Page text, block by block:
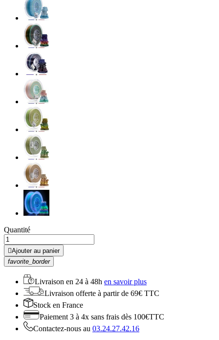
Quantité
Ajouter au panier
favorite_border
Livraison en 24 à 48h en savoir plus
Livraison offerte à partir de 69€ TTC
Stock en France
Paiement 3 à 4x sans frais dès 100€TTC
Contactez-nous au 03.24.27.42.16